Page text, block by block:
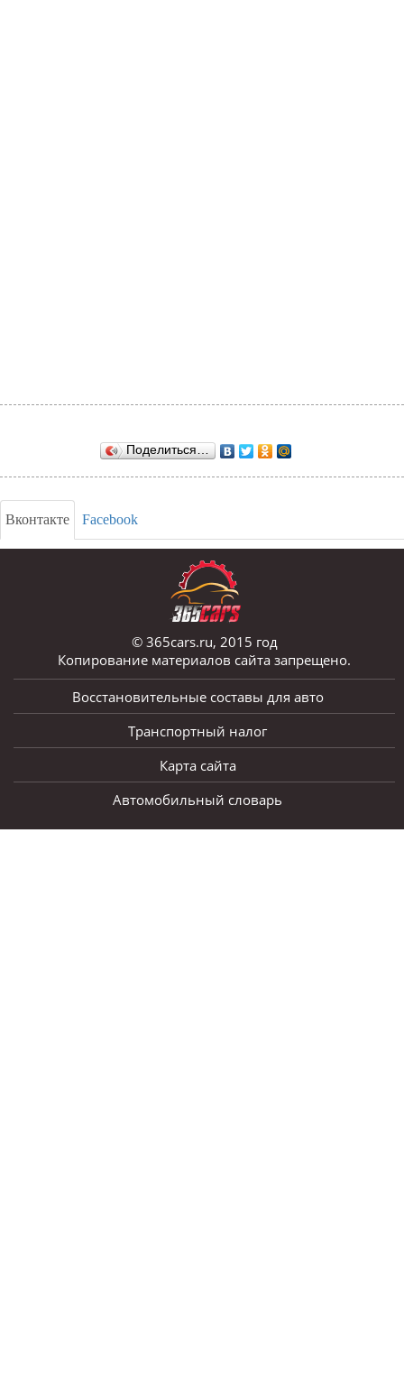
Поделиться…
Вконтакте Facebook
© 365cars.ru, 2015 год
Копирование материалов сайта запрещено.
Восстановительные составы для авто
Транспортный налог
Карта сайта
Автомобильный словарь